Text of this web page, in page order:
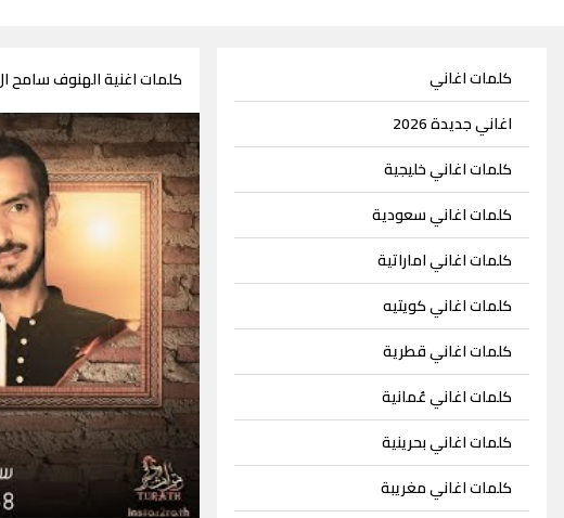
كلمات اغاني
اغاني جديدة 2026
كلمات اغاني خليجية
كلمات اغاني سعودية
كلمات اغاني اماراتية
كلمات اغاني كويتيه
كلمات اغاني قطرية
كلمات اغاني عُمانية
كلمات اغاني بحرينية
كلمات اغاني مغريبة
كلمات اغنية الهنوف سامح